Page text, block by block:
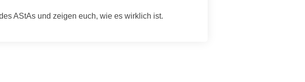
AStAs und zeigen euch, wie es wirklich ist.